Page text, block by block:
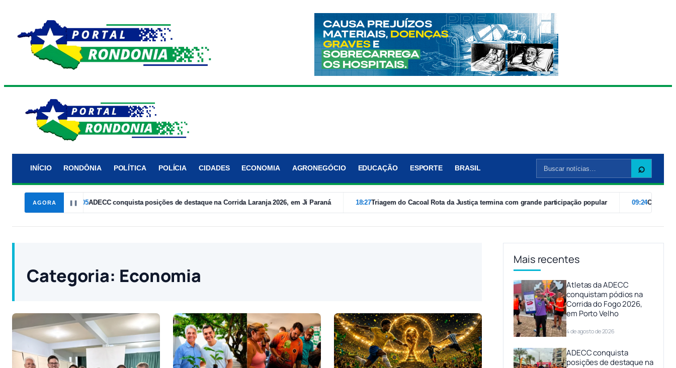
INÍCIO RONDÔNIA POLÍTICA POLÍCIA CIDADES ECONOMIA AGRONEGÓCIO EDUCAÇÃO ESPORTE BRASIL
Buscar
por:
⌕
AGORA ❚❚
14:05 ADECC conquista posições de destaque na Corrida Laranja 2026, em Ji Paraná Triagem do Cacoal Rota da Justiça termina com grande participação popular Com
Categoria: Economia
Mais recentes
Atletas da ADECC
conquistam pódios na
Corrida do Fogo 2026,
em Porto Velho
4 de agosto de 2026
ADECC conquista
posições de destaque na